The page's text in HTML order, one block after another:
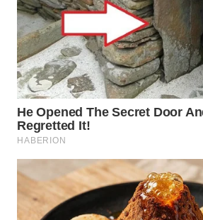
WN
SIMALUNGUN
WN
LABUHANBATU
WN
TAPANULI
WN DELI
SERDANG